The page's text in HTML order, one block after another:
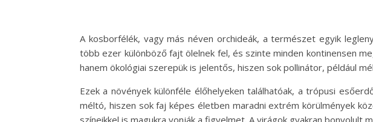
A kosborfélék, vagy más néven orchideák, a természet egyik
több ezer különböző fajt ölelnek fel, és szinte minden kontinensen
hanem ökológiai szerepük is jelentős, hiszen sok pollinátor, például
Ezek a növények különféle élőhelyeken találhatóak, a trópusi
méltó, hiszen sok faj képes életben maradni extrém körülmények
színeikkel is magukra vonják a figyelmet. A virágok gyakran